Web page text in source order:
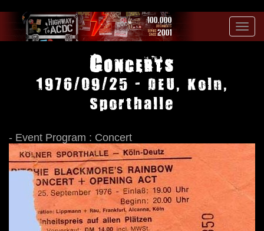
Concerts
1976/09/25 - DEU, Koln,
Sporthalle
- Event Program : Concert